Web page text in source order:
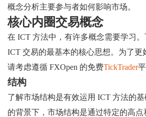
概念分析主要参与者如何影响市场。
核心内圈交易概念
在 ICT 方法中，有许多概念需要学习
ICT 交易的最基本的核心思想。为了更
请考虑遵循 FXOpen 的免费TickTrader平
结构
了解市场结构是有效运用 ICT 方法的
的背景下，市场结构是通过特定的高